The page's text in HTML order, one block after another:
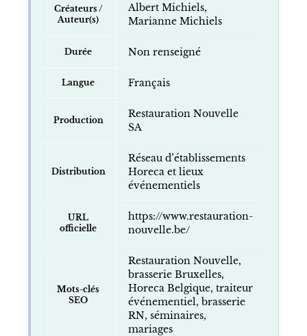
Créateurs /
Auteur(s)
Albert Michiels,
Marianne Michiels
Durée Non renseigné
Langue Français
Production
Restauration Nouvelle
SA
Distribution
Réseau d’établissements
Horeca et lieux
événementiels
URL
officielle
https://www.restauration-
nouvelle.be/
Mots-clés
SEO
Restauration Nouvelle,
brasserie Bruxelles,
Horeca Belgique, traiteur
événementiel, brasserie
RN, séminaires,
mariages